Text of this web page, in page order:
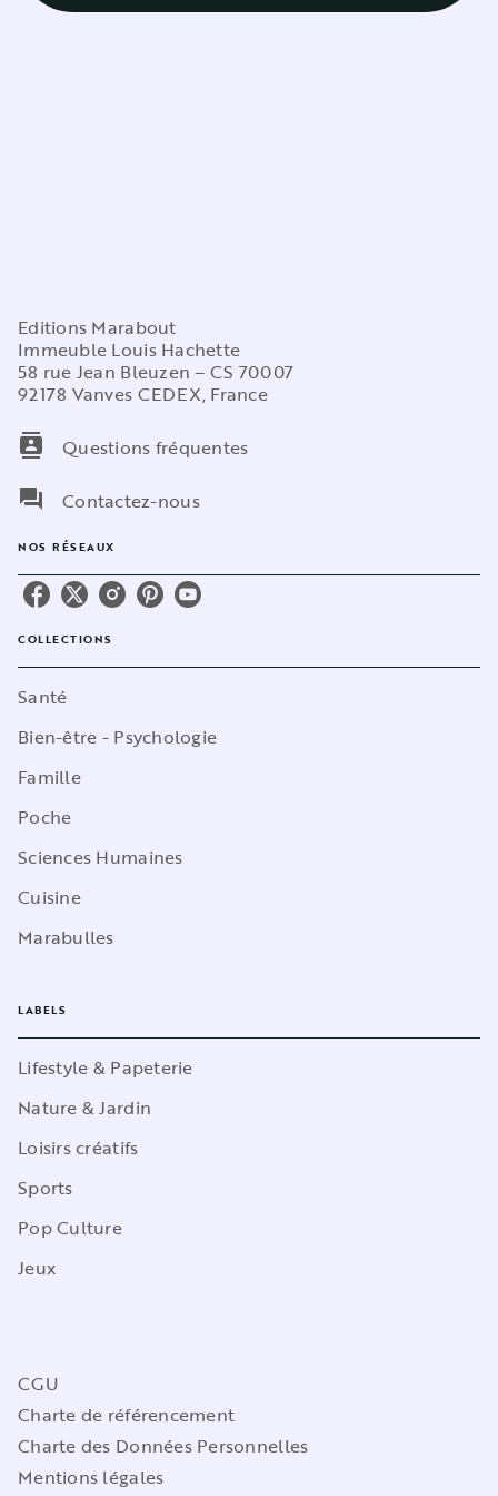
Editions Marabout
Immeuble Louis Hachette
58 rue Jean Bleuzen – CS 70007
92178 Vanves CEDEX, France
contacts
Questions fréquentes
question_answer
Contactez-nous
NOS RÉSEAUX
COLLECTIONS
Santé
Bien-être - Psychologie
Famille
Poche
Sciences Humaines
Cuisine
Marabulles
LABELS
Lifestyle & Papeterie
Nature & Jardin
Loisirs créatifs
Sports
Pop Culture
Jeux
CGU
Charte de référencement
Charte des Données Personnelles
Mentions légales